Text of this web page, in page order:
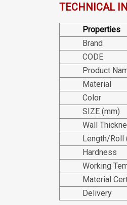
TECHNICAL
Properties
Brand
CODE
Product
Material
Color
SIZE (mm)
Wall
Length/Roll
Hardness
Working
Material
Delivery